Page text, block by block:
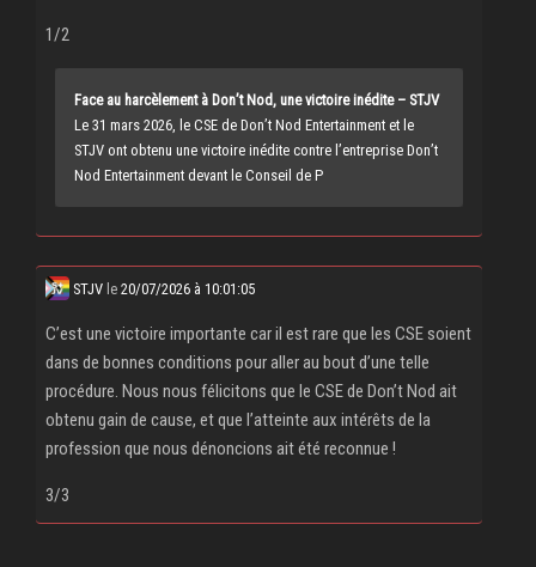
1/2
Face au harcèlement à Don’t Nod, une victoire inédite – STJV
Le 31 mars 2026, le CSE de Don’t Nod Entertainment et le
STJV ont obtenu une victoire inédite contre l’entreprise Don’t
Nod Entertainment devant le Conseil de P
STJV le 20/07/2026 à 10:01:05
C’est une victoire importante car il est rare que les CSE soient
dans de bonnes conditions pour aller au bout d’une telle
procédure. Nous nous félicitons que le CSE de Don’t Nod ait
obtenu gain de cause, et que l’atteinte aux intérêts de la
profession que nous dénoncions ait été reconnue !
3/3